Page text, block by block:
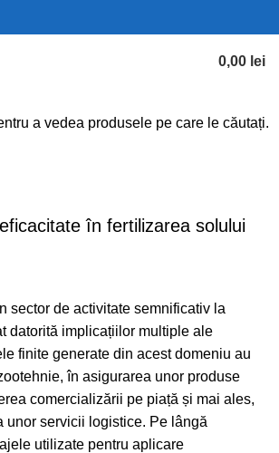
0,00 lei
în fertilizarea solului
sector de activitate semnificativ la
datorită implicațiilor multiple ale
finite generate din acest domeniu au
în asigurarea unor produse
comercializării pe piață și mai ales,
unor servicii logistice. Pe lângă
utilizate pentru aplicare
a vedea produsele pe care le căutați.